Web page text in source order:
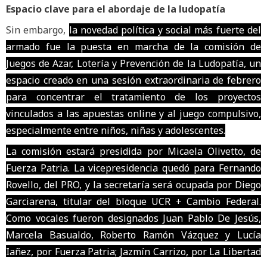
Espacio clave para el abordaje de la ludopatía
Sin embargo, la novedad política y social más fuerte del
armado fue la puesta en marcha de la comisión de
Juegos de Azar, Lotería y Prevención de la Ludopatía, un
espacio creado en una sesión extraordinaria de febrero
para concentrar el tratamiento de los proyectos
vinculados a las apuestas online y al juego compulsivo,
especialmente entre niños, niñas y adolescentes.
La comisión estará presidida por Micaela Olivetto, de
Fuerza Patria. La vicepresidencia quedó para Fernando
Rovello, del PRO, y la secretaría será ocupada por Diego
Garciarena, titular del bloque UCR + Cambio Federal.
Como vocales fueron designados Juan Pablo De Jesús,
Marcela Basualdo, Roberto Ramón Vázquez y Lucía
Iañez, por Fuerza Patria; Jazmín Carrizo, por La Libertad